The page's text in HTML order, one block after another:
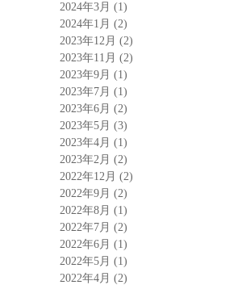
2024年3月 (1)
2024年1月 (2)
2023年12月 (2)
2023年11月 (2)
2023年9月 (1)
2023年7月 (1)
2023年6月 (2)
2023年5月 (3)
2023年4月 (1)
2023年2月 (2)
2022年12月 (2)
2022年9月 (2)
2022年8月 (1)
2022年7月 (2)
2022年6月 (1)
2022年5月 (1)
2022年4月 (2)